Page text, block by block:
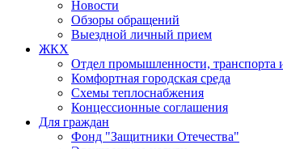
Новости
Обзоры обращений
Выездной личный прием
ЖКХ
Отдел промышленности, транспорта
Комфортная городская среда
Схемы теплоснабжения
Концессионные соглашения
Для граждан
Фонд "Защитники Отечества"